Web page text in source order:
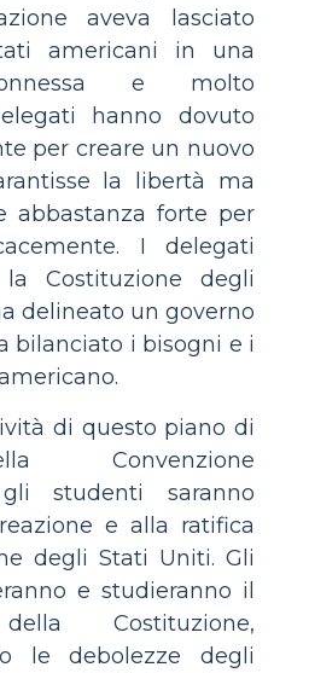
aveva lasciato
americani in una
e molto
hanno dovuto
per creare un nuovo
la libertà ma
abbastanza forte per
I delegati
Costituzione degli
delineato un governo
bilanciato i bisogni e i
di questo piano di
Convenzione
gli studenti saranno
e alla ratifica
degli Stati Uniti. Gli
e studieranno il
Costituzione,
le debolezze degli